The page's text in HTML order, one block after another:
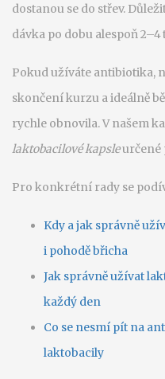
dostanou se do střev.
dávka po dobu alespoň
Pokud užíváte antibiotika,
skončení kurzu a ideálně
rychle obnovila. V našem
laktobacilové kapsleurčené
Pro konkrétní rady se
Kdy a jak správně
i pohodě břicha
Jak správně užívat
každý den
Co se nesmí pít na
laktobacily